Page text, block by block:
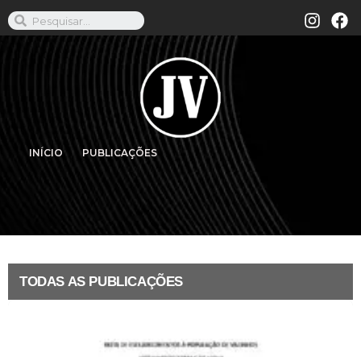
INÍCIO PUBLICAÇÕES
TODAS AS PUBLICAÇÕES